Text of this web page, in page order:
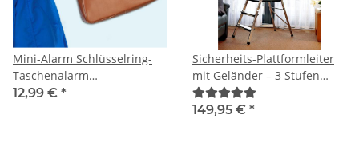
Mini-Alarm Schlüsselring-
Taschenalarm
Personenalarm Selbstschutz
12,99 € *
Sicherheits-Plattformleiter
mit Geländer – 3 Stufen
Aluminium Trittleiter, große
Standplattform 66 cm,
149,95 € *